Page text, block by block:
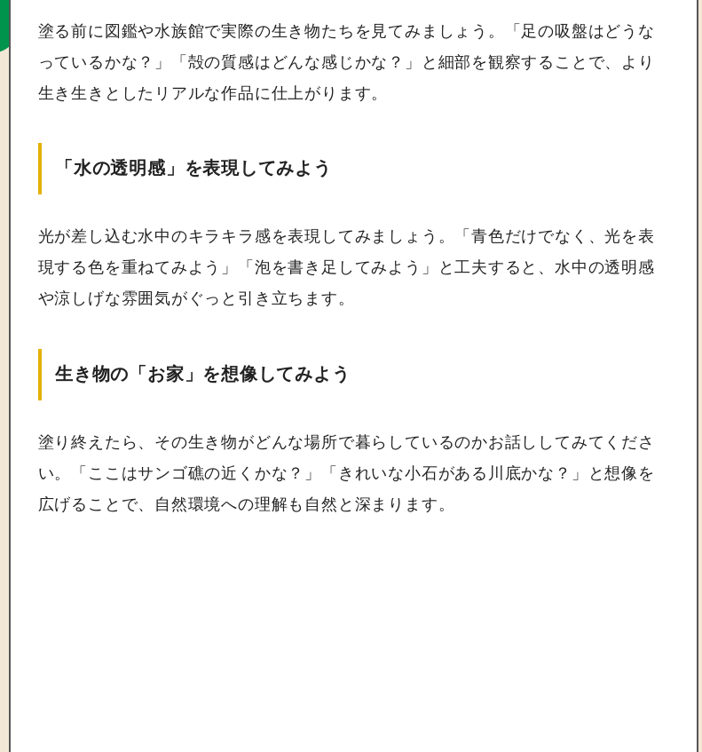
塗る前に図鑑や水族館で実際の生き物たちを見てみましょう。「足の吸盤はどうな
っているかな？」「殻の質感はどんな感じかな？」と細部を観察することで、より
生き生きとしたリアルな作品に仕上がります。
「水の透明感」を表現してみよう
光が差し込む水中のキラキラ感を表現してみましょう。「青色だけでなく、光を表
現する色を重ねてみよう」「泡を書き足してみよう」と工夫すると、水中の透明感
や涼しげな雰囲気がぐっと引き立ちます。
生き物の「お家」を想像してみよう
塗り終えたら、その生き物がどんな場所で暮らしているのかお話ししてみてくださ
い。「ここはサンゴ礁の近くかな？」「きれいな小石がある川底かな？」と想像を
広げることで、自然環境への理解も自然と深まります。